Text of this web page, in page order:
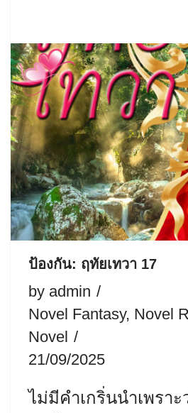
ป้องกัน: ฤทัยเทวา 17
by admin
Novel Fantasy, Novel
Novel
21/09/2025
ไม่มีคำเกริ่นนำเพราะ